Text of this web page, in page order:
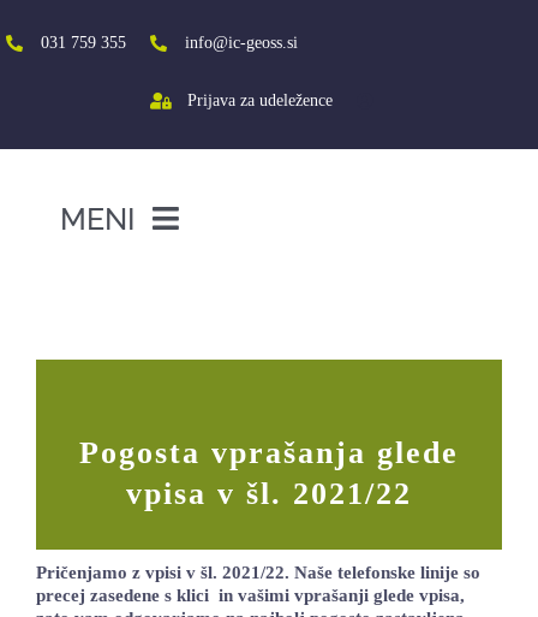
to
content
031 759 355 info@ic-geoss.si
Prijava za udeležence
MENI
LOKALNA TOČKA SVOS
Pogosta vprašanja glede
vpisa v šl. 2021/22
Pričenjamo z vpisi v šl. 2021/22. Naše telefonske linije so
precej zasedene s klici in vašimi vprašanji glede vpisa,